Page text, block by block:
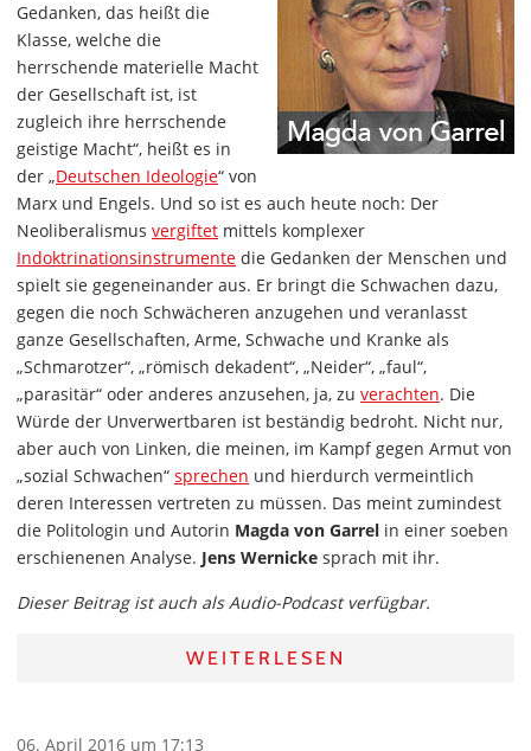
Gedanken, das heißt die
Klasse, welche die
herrschende materielle Macht
der Gesellschaft ist, ist
zugleich ihre herrschende
geistige Macht“, heißt es in
der „Deutschen Ideologie“ von
Marx und Engels. Und so ist es auch heute noch: Der
Neoliberalismus vergiftet mittels komplexer
Indoktrinationsinstrumente die Gedanken der Menschen und
spielt sie gegeneinander aus. Er bringt die Schwachen dazu,
gegen die noch Schwächeren anzugehen und veranlasst
ganze Gesellschaften, Arme, Schwache und Kranke als
„Schmarotzer“, „römisch dekadent“, „Neider“, „faul“,
„parasitär“ oder anderes anzusehen, ja, zu verachten. Die
Würde der Unverwertbaren ist beständig bedroht. Nicht nur,
aber auch von Linken, die meinen, im Kampf gegen Armut von
„sozial Schwachen“ sprechen und hierdurch vermeintlich
deren Interessen vertreten zu müssen. Das meint zumindest
die Politologin und Autorin Magda von Garrel in einer soeben
erschienenen Analyse. Jens Wernicke sprach mit ihr.
Dieser Beitrag ist auch als Audio-Podcast verfügbar.
WEITERLESEN
06. April 2016 um 17:13